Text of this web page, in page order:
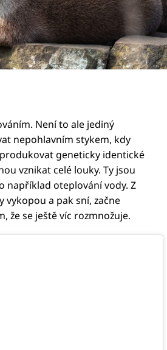
Není to ale jediný
nepohlavním stykem, kdy
geneticky identické
vznikat celé louky. Ty jsou
například oteplování vody. Z
a pak sní, začne
že se ještě víc rozmnožuje.